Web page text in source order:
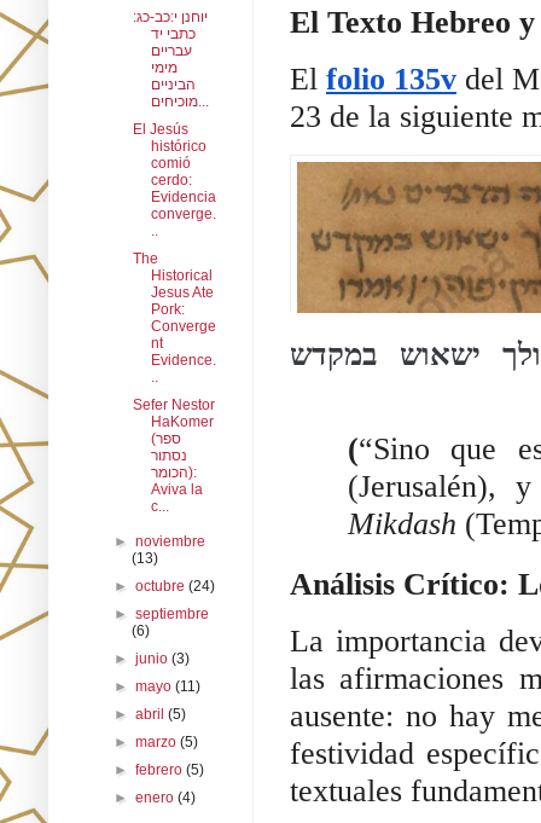
El Texto Hebreo
El folio 135v del
23 de la siguiente
ישאוש במקדש
(“Sino que
(Jerusalén),
Mikdash
Análisis Crítico:
La importancia
las afirmaciones
ausente: no hay
festividad
textuales
יוחנן י:כב-כג:
כתבי יד
עבריים
מימי
הביניים
מוכיחים...
El Jesús
histórico
comió
cerdo:
Evidencia
converge.
..
The
Historical
Jesus Ate
Pork:
Converge
nt
Evidence.
..
Sefer Nestor
HaKomer
(ספר
נסתור
הכומר):
Aviva la
c...
►noviembre
(13)
►octubre(24)
►septiembre
(6)
►junio(3)
►mayo(11)
►abril(5)
►marzo(5)
►febrero(5)
►enero(4)